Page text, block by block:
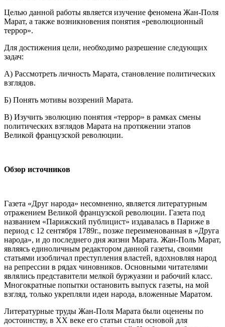
Целью данной работы является изучение феномена Жан-Поля
Марат, а также возникновения понятия «революционный
террор».
Для достижения цели, необходимо разрешение следующих
задач:
А) Рассмотреть личность Марата, становление политических
взглядов.
Б) Понять мотивы воззрений Марата.
В) Изучить эволюцию понятия «террор» в рамках смены
политических взглядов Марата на протяжении этапов
Великой французской революции.
Обзор источников
Газета «Друг народа» несомненно, является литературным
отражением Великой французской революции. Газета под
названием «Парижский публицист» издавалась в Париже в
период с 12 сентября 1789г., позже переименованная в «Друга
народа», и до последнего дня жизни Марата. Жан-Поль Марат,
являясь единоличным редактором данной газеты, своими
статьями изобличал преступления властей, вдохновляя народ
на репрессии в рядах чиновников. Основными читателями
являлись представители мелкой буржуазии и рабочий класс.
Многократные попытки остановить выпуск газеты, на мой
взгляд, только укрепляли идеи народа, вложенные Маратом.
Литературные труды Жан-Поля Марата были оценены по
достоинству, в XX веке его статьи стали основой для